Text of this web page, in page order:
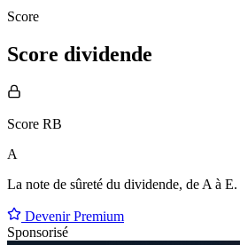
Score
Score dividende
Score RB
A
La note de sûreté du dividende, de A à E.
Devenir Premium
Sponsorisé